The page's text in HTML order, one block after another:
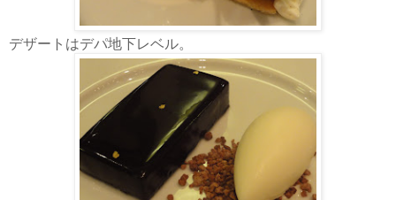
デザートはデパ地下レベル。